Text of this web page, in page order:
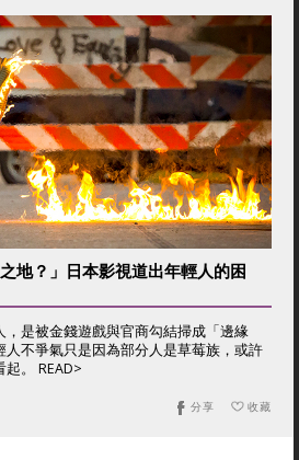
地？」日本影視道出年輕人的困
是被金錢遊戲與官商勾結掃成「邊緣
人不爭氣只是因為部分人是草莓族，或許
。 READ>
收藏
分享